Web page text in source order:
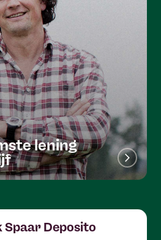
lening
Spaar Deposito